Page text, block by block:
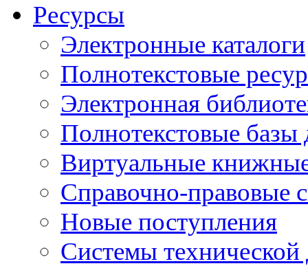
Ресурсы
Электронные каталоги
Полнотекстовые
Электронная
Полнотекстовые
Виртуальные
Справочно-правовые
Новые поступления
Cистемы